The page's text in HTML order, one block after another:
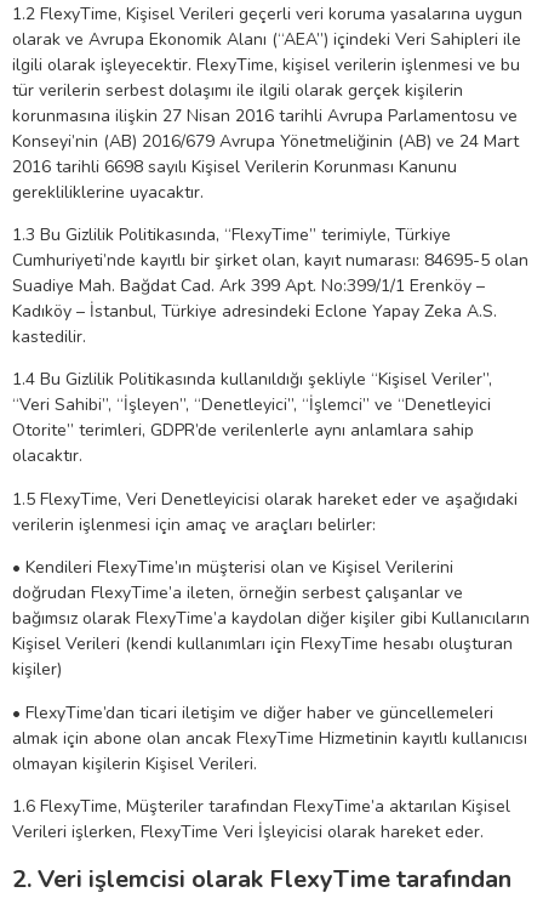
1.2 FlexyTime, Kişisel Verileri geçerli veri koruma yasalarına uygun
olarak ve Avrupa Ekonomik Alanı (“AEA”) içindeki Veri Sahipleri ile
ilgili olarak işleyecektir. FlexyTime, kişisel verilerin işlenmesi ve bu
tür verilerin serbest dolaşımı ile ilgili olarak gerçek kişilerin
korunmasına ilişkin 27 Nisan 2016 tarihli Avrupa Parlamentosu ve
Konseyi’nin (AB) 2016/679 Avrupa Yönetmeliğinin (AB) ve 24 Mart
2016 tarihli 6698 sayılı Kişisel Verilerin Korunması Kanunu
gerekliliklerine uyacaktır.
1.3 Bu Gizlilik Politikasında, “FlexyTime” terimiyle, Türkiye
Cumhuriyeti’nde kayıtlı bir şirket olan, kayıt numarası: 84695-5 olan
Suadiye Mah. Bağdat Cad. Ark 399 Apt. No:399/1/1 Erenköy –
Kadıköy – İstanbul, Türkiye adresindeki Eclone Yapay Zeka A.S.
kastedilir.
1.4 Bu Gizlilik Politikasında kullanıldığı şekliyle “Kişisel Veriler”,
“Veri Sahibi”, “İşleyen”, “Denetleyici”, “İşlemci” ve “Denetleyici
Otorite” terimleri, GDPR’de verilenlerle aynı anlamlara sahip
olacaktır.
1.5 FlexyTime, Veri Denetleyicisi olarak hareket eder ve aşağıdaki
verilerin işlenmesi için amaç ve araçları belirler:
• Kendileri FlexyTime’ın müşterisi olan ve Kişisel Verilerini
doğrudan FlexyTime’a ileten, örneğin serbest çalışanlar ve
bağımsız olarak FlexyTime’a kaydolan diğer kişiler gibi Kullanıcıların
Kişisel Verileri (kendi kullanımları için FlexyTime hesabı oluşturan
kişiler)
• FlexyTime’dan ticari iletişim ve diğer haber ve güncellemeleri
almak için abone olan ancak FlexyTime Hizmetinin kayıtlı kullanıcısı
olmayan kişilerin Kişisel Verileri.
1.6 FlexyTime, Müşteriler tarafından FlexyTime’a aktarılan Kişisel
Verileri işlerken, FlexyTime Veri İşleyicisi olarak hareket eder.
2. Veri işlemcisi olarak FlexyTime tarafından